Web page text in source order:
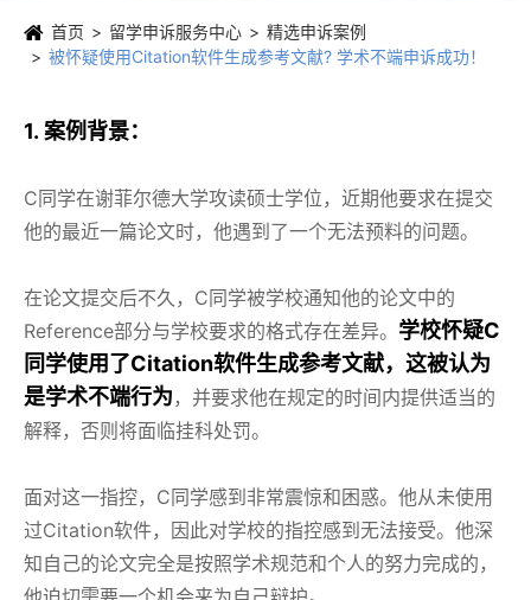
首页 留学申诉服务中心
精选申诉案例
被怀疑使用Citation软件生成参考文献? 学术不端申诉成功！
1. 案例背景：
C同学在谢菲尔德大学攻读硕士学位，近期他要求在提交
他的最近一篇论文时，他遇到了一个无法预料的问题。
在论文提交后不久，C同学被学校通知他的论文中的
Reference部分与学校要求的格式存在差异。 学校怀疑C
同学使用了Citation软件生成参考文献，这被认为
是学术不端行为 ，并要求他在规定的时间内提供适当的
解释，否则将面临挂科处罚。
面对这一指控，C同学感到非常震惊和困惑。他从未使用
过Citation软件，因此对学校的指控感到无法接受。他深
知自己的论文完全是按照学术规范和个人的努力完成的，